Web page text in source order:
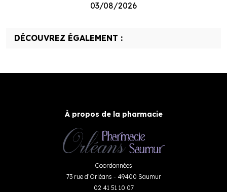
03/08/2026
DÉCOUVREZ ÉGALEMENT :
À propos de la pharmacie
Coordonnées
73 rue d’Orléans - 49400 Saumur
02 41 51 10 07